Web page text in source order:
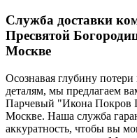
Служба доставки
Пресвятой
Москве
Осознавая глубину
деталям, мы предлагаем
Парчевый "Икона Покров
Москве. Наша служба
аккуратность, чтобы вы